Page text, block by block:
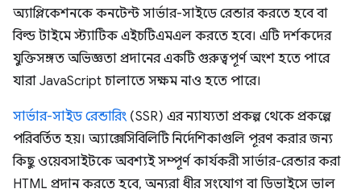
অ্যাপ্লিকেশনকে কনটেন্ট সার্ভার-সাইডে রেন্ডার করতে হবে বা
বিল্ড টাইমে স্ট্যাটিক এইচটিএমএল করতে হবে। এটি দর্শকদের
যুক্তিসঙ্গত অভিজ্ঞতা প্রদানের একটি গুরুত্বপূর্ণ অংশ হতে পারে
যারা JavaScript চালাতে সক্ষম নাও হতে পারে।
সার্ভার-সাইড রেন্ডারিং (SSR) এর ন্যায্যতা প্রকল্প থেকে প্রকল্পে
পরিবর্তিত হয়। অ্যাক্সেসিবিলিটি নির্দেশিকাগুলি পূরণ করার জন্য
কিছু ওয়েবসাইটকে অবশ্যই সম্পূর্ণ কার্যকরী সার্ভার-রেন্ডার করা
HTML প্রদান করতে হবে, অন্যরা ধীর সংযোগ বা ডিভাইসে ভাল